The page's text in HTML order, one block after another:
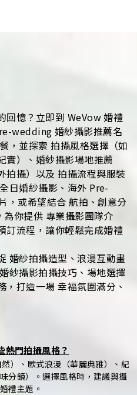
回憶？立即到 WeVow 婚禮
wedding 婚紗攝影推薦名
，並探索 拍攝風格選擇（如
實）、婚紗攝影場地推薦
拍攝）以及 拍攝流程與服裝
日婚紗攝影、海外 Pre-
，或希望結合 航拍、創意分
你提供 專業攝影團隊介
訂流程，讓你輕鬆完成婚禮
婚紗拍攝造型、浪漫互動畫
紗攝影拍攝技巧、場地選擇
，打造一場 幸福氛圍滿分、
門拍攝風格？
）、歐式浪漫（華麗典雅）、紀
分鏡）。選擇風格時，建議與攝
禮主題。